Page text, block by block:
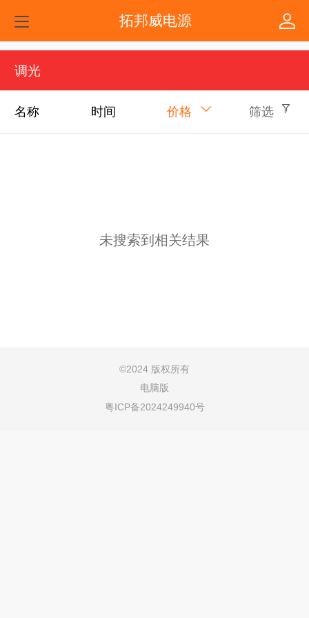
拓邦威电源
调光
名称 时间 价格 筛选
未搜索到相关结果
©2024 版权所有
电脑版
粤ICP备2024249940号